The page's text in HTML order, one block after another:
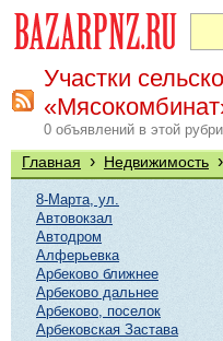
Участки
0 объявлений в этой
Главная › Недвижимость ›
8-Марта, ул.
Автовокзал
Автодром
Алферьевка
Арбеково ближнее
Арбеково дальнее
Арбеково, поселок
Арбековская Застава